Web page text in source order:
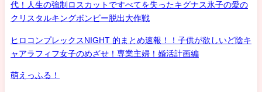
代！人生の強制ロスカットですべてを失ったキグナス氷子の愛の
クリスタルキングボンビー脱出大作戦
ヒロコンプレックスNIGHT 的まとめ速報！！子供が欲しいど陰キ
ャアラフィフ女子のめざせ！専業主婦！婚活計画編
萌えっふる！